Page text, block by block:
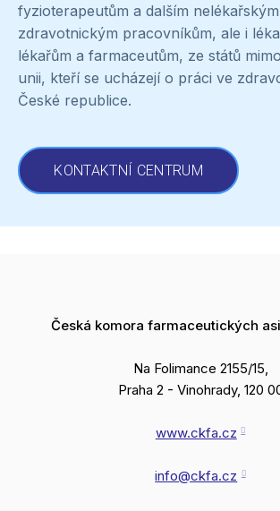
fyzioterapeutům a dalším nelékařským
zdravotnickým pracovníkům, ale i
lékařům a farmaceutům, ze států
unii, kteří se ucházejí o práci ve
České republice.
KONTAKTNÍ CENTRUM
Česká komora farmaceutických
Na Folimance 2155/15,
Praha 2 - Vinohrady, 120
www.ckfa.cz
info@ckfa.cz